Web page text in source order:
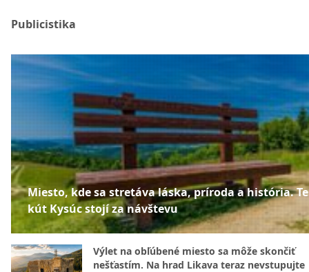
Publicistika
Miesto, kde sa stretáva láska, príroda a história.
kút Kysúc stojí za návštevu
Výlet na obľúbené miesto sa môže skončiť
nešťastím. Na hrad Likava teraz nevstupujte